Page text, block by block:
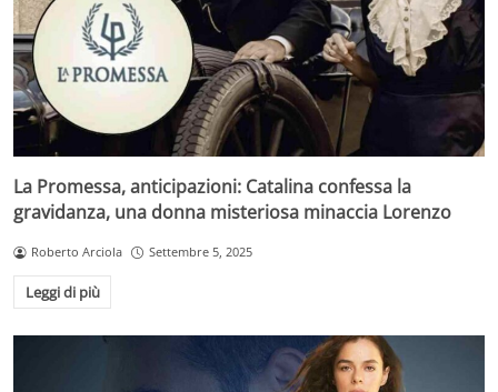
La Promessa, anticipazioni: Catalina confessa la
gravidanza, una donna misteriosa minaccia Lorenzo
Roberto Arciola Settembre 5, 2025
Leggi di più